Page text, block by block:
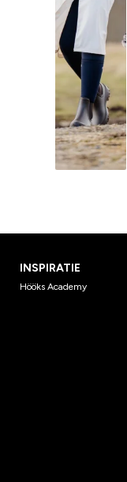
INSPIRATIE
Hööks Academy